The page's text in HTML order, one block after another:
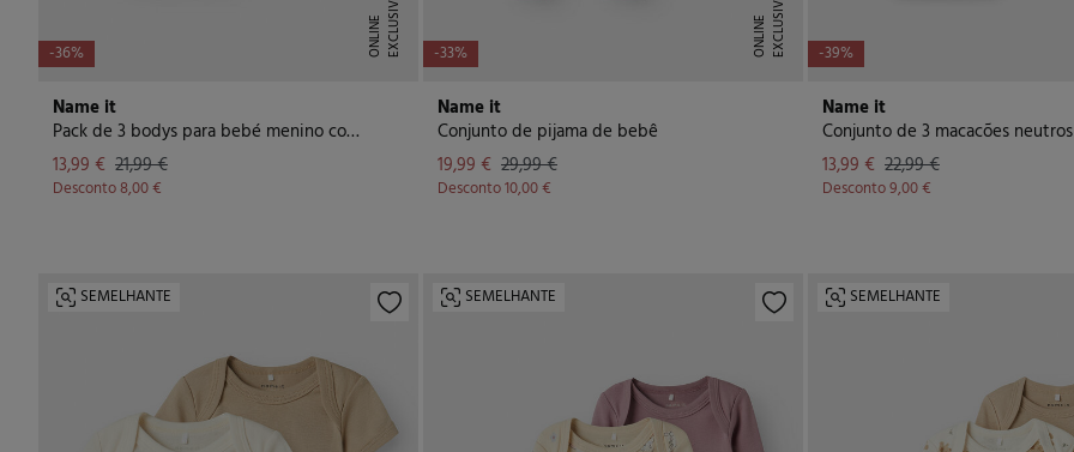
-36% E
X
C
L
U
S I
V
E
O
N
L
I
N
E
Name it
Pack de 3 bodys para bebé menino com elefantes
13,99 € 21,99 €
Desconto8,00 €
-33% E
X
C
L
U
S I
V
E
O
N
L
I
N
E
Name it
Conjunto de pijama de bebê
19,99 € 29,99 €
Desconto10,00 €
-39%
Name it
13,99 € 22,99 €
Desconto9,00 €
SEMELHANTE SEMELHANTE SEMELHANTE